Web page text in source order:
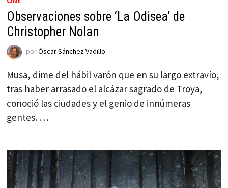
Observaciones sobre ‘La Odisea’ de
Christopher Nolan
porÓscar Sánchez Vadillo
Musa, dime del hábil varón que en su largo extravío,
tras haber arrasado el alcázar sagrado de Troya,
conoció las ciudades y el genio de innúmeras
gentes. …